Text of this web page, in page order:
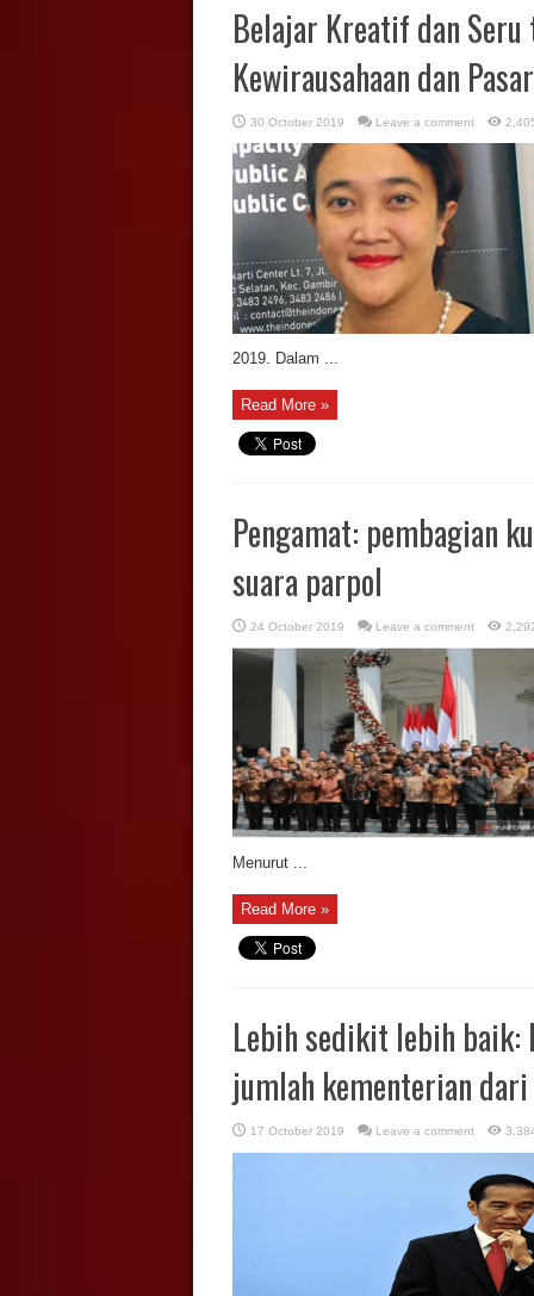
Belajar Kreatif dan
Kewirausahaan dan
30 October 2019 Leave a comment
2019. Dalam ...
Read More »
Pengamat: pembagian
suara parpol
24 October 2019 Leave a comment
Menurut ...
Read More »
Lebih sedikit lebih baik:
jumlah kementerian
17 October 2019 Leave a comment